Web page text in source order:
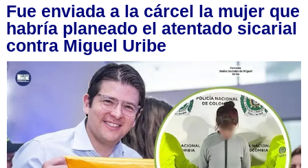
Fue enviada a la cárcel la mujer que
habría planeado el atentado sicarial
contra Miguel Uribe